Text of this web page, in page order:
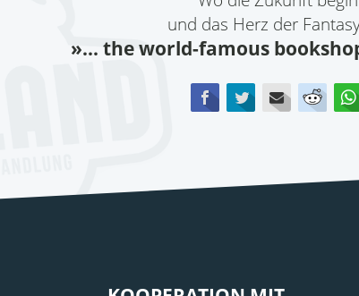
und das Herz der
»... the world-famous
FacebookTwitterE-mail